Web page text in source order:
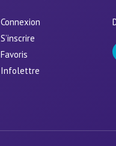
Connexion
S’inscrire
Favoris
Infolettre